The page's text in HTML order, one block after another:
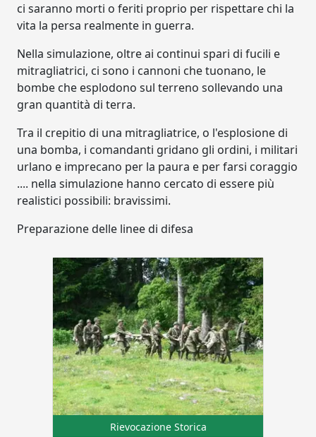
ci saranno morti o feriti proprio per rispettare chi la
vita la persa realmente in guerra.
Nella simulazione, oltre ai continui spari di fucili e
mitragliatrici, ci sono i cannoni che tuonano, le
bombe che esplodono sul terreno sollevando una
gran quantità di terra.
Tra il crepitio di una mitragliatrice, o l'esplosione di
una bomba, i comandanti gridano gli ordini, i militari
urlano e imprecano per la paura e per farsi coraggio
.... nella simulazione hanno cercato di essere più
realistici possibili: bravissimi.
Preparazione delle linee di difesa
Rievocazione Storica